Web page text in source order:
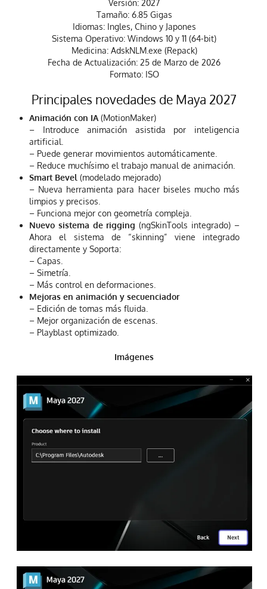
Versión: 2027
Tamaño: 6.85 Gigas
Idiomas: Ingles, Chino y Japones
Sistema Operativo: Windows 10 y 11 (64-bit)
Medicina: AdskNLM.exe (Repack)
Fecha de Actualización: 25 de Marzo de 2026
Formato: ISO
Principales novedades de Maya 2027
Animación con IA(MotionMaker)
– Introduce animación asistida por inteligencia
artificial.
– Puede generar movimientos automáticamente.
– Reduce muchísimo el trabajo manual de animación.
Smart Bevel (modelado mejorado)
– Nueva herramienta para hacer biseles mucho más
limpios y precisos.
– Funciona mejor con geometría compleja.
Nuevo sistema de rigging (ngSkinTools integrado) –
Ahora el sistema de “skinning” viene integrado
directamente y Soporta:
– Capas.
– Simetría.
– Más control en deformaciones.
Mejoras en animación y secuenciador
– Edición de tomas más fluida.
– Mejor organización de escenas.
– Playblast optimizado.
Imágenes